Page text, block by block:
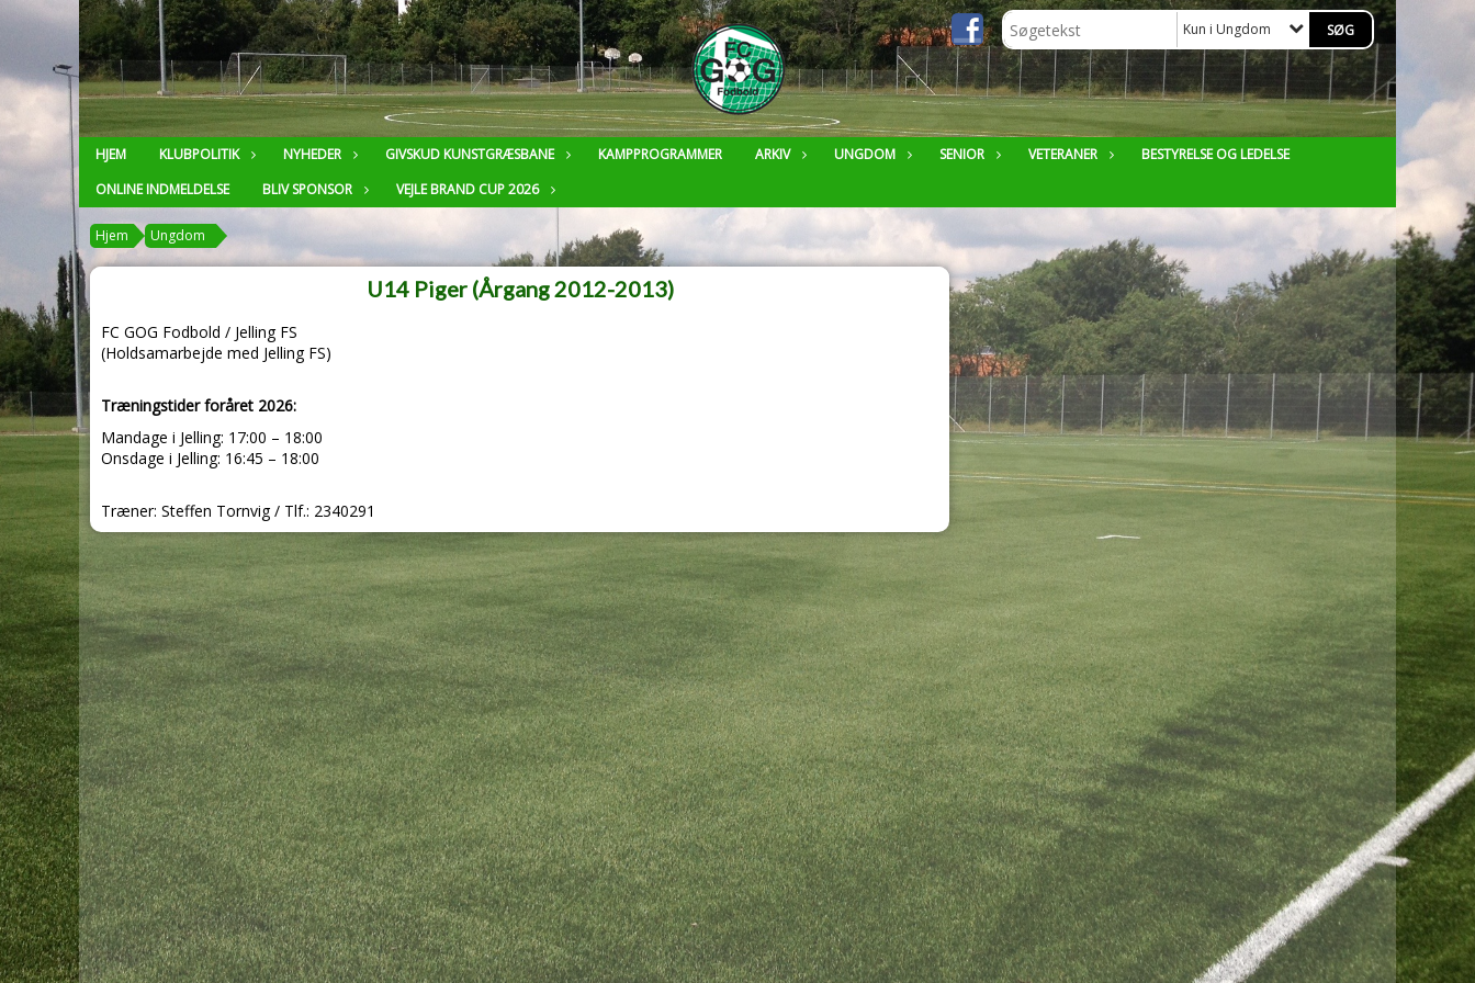
Kun i Ungdom
HJEM KLUBPOLITIK NYHEDER GIVSKUD KUNSTGRÆSBANE KAMPPROGRAMMER ARKIV UNGDOM SENIOR VETERANER
BESTYRELSE OG LEDELSE
ONLINE INDMELDELSE
BLIV SPONSOR VEJLE BRAND CUP 2026
Hjem Ungdom
U14 Piger (Årgang 2012-2013)
FC GOG Fodbold / Jelling FS
(Holdsamarbejde med Jelling FS)
Træningstider foråret 2026:
Mandage i Jelling: 17:00 – 18:00
Onsdage i Jelling: 16:45 – 18:00
Træner: Steffen Tornvig / Tlf.: 2340291